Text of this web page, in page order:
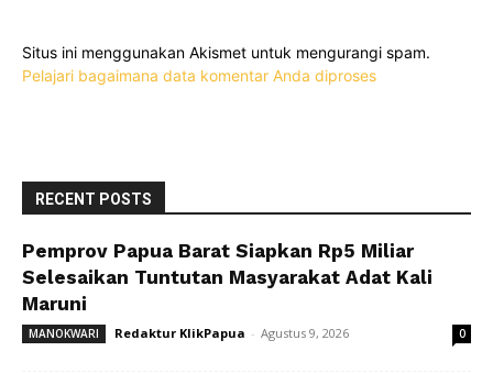
Situs ini menggunakan Akismet untuk mengurangi spam.
Pelajari bagaimana data komentar Anda diproses
RECENT POSTS
Pemprov Papua Barat Siapkan Rp5 Miliar
Selesaikan Tuntutan Masyarakat Adat Kali
Maruni
MANOKWARI Redaktur KlikPapua - Agustus 9, 2026 0